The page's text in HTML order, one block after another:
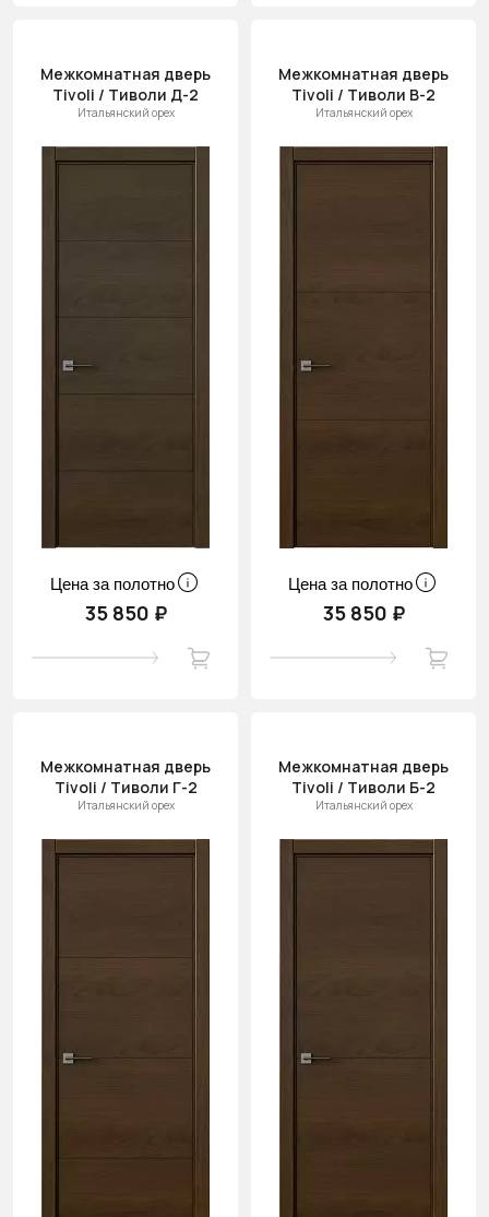
Межкомнатная дверь
Tivoli / Тиволи Д-2
Итальянский орех
Цена за полотно
35 850 ₽
Межкомнатная дверь
Tivoli / Тиволи В-2
Итальянский орех
Цена за полотно
35 850 ₽
Межкомнатная дверь
Tivoli / Тиволи Г-2
Итальянский орех
Межкомнатная дверь
Tivoli / Тиволи Б-2
Итальянский орех